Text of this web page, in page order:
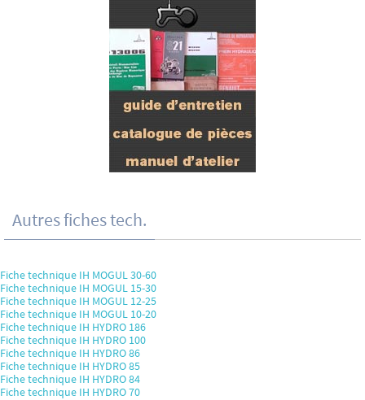
Autres fiches tech.
Fiche technique IH MOGUL 30-60
Fiche technique IH MOGUL 15-30
Fiche technique IH MOGUL 12-25
Fiche technique IH MOGUL 10-20
Fiche technique IH HYDRO 186
Fiche technique IH HYDRO 100
Fiche technique IH HYDRO 86
Fiche technique IH HYDRO 85
Fiche technique IH HYDRO 84
Fiche technique IH HYDRO 70